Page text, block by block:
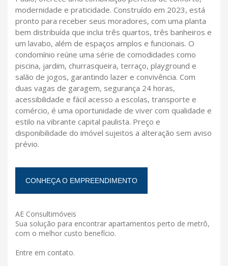
modernidade e praticidade. Construído em 2023, está
pronto para receber seus moradores, com uma planta
bem distribuída que inclui três quartos, três banheiros e
um lavabo, além de espaços amplos e funcionais. O
condomínio reúne uma série de comodidades como
piscina, jardim, churrasqueira, terraço, playground e
salão de jogos, garantindo lazer e convivência. Com
duas vagas de garagem, segurança 24 horas,
acessibilidade e fácil acesso a escolas, transporte e
comércio, é uma oportunidade de viver com qualidade e
estilo na vibrante capital paulista. Preço e
disponibilidade do imóvel sujeitos a alteração sem aviso
prévio.
CONHEÇA O EMPREENDIMENTO
AE Consultimóveis
Sua solução para encontrar apartamentos perto de metrô,
com o melhor custo benefício.
Entre em contato.